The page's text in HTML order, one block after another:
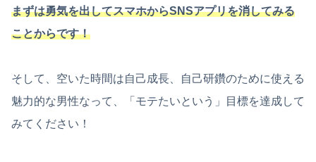
まずは勇気を出してスマホからSNSアプリを消してみる
ことからです！
そして、空いた時間は自己成長、自己研鑽のために使える
魅力的な男性なって、「モテたいという」目標を達成して
みてください！